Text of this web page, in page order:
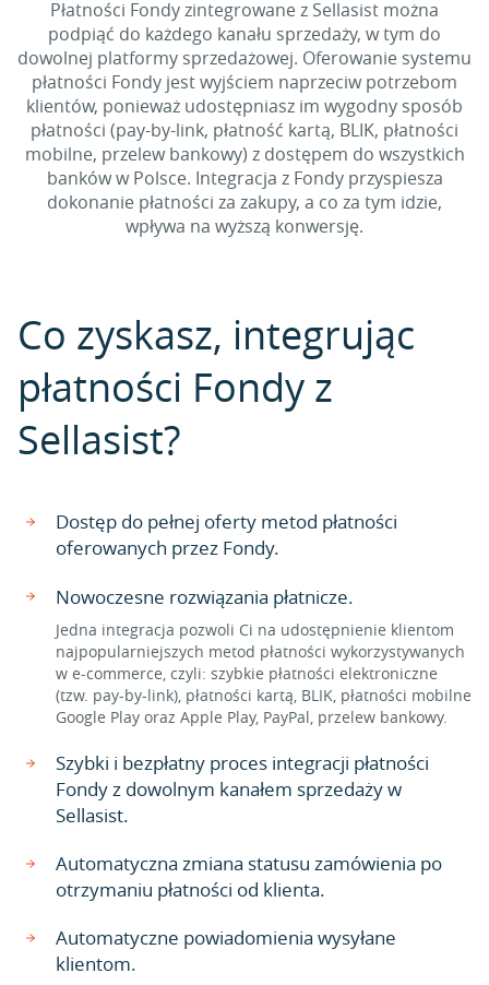
Płatności Fondy zintegrowane z Sellasist można
podpiąć do każdego kanału sprzedaży, w tym do
dowolnej platformy sprzedażowej. Oferowanie systemu
płatności Fondy jest wyjściem naprzeciw potrzebom
klientów, ponieważ udostępniasz im wygodny sposób
płatności (pay-by-link, płatność kartą, BLIK, płatności
mobilne, przelew bankowy) z dostępem do wszystkich
banków w Polsce. Integracja z Fondy przyspiesza
dokonanie płatności za zakupy, a co za tym idzie,
wpływa na wyższą konwersję.
Co zyskasz, integrując
płatności Fondy z
Sellasist?
Dostęp do pełnej oferty metod płatności
oferowanych przez Fondy.
Nowoczesne rozwiązania płatnicze.
Jedna integracja pozwoli Ci na udostępnienie klientom
najpopularniejszych metod płatności wykorzystywanych
w e-commerce, czyli: szybkie płatności elektroniczne
(tzw. pay-by-link), płatności kartą, BLIK, płatności mobilne
Google Play oraz Apple Play, PayPal, przelew bankowy.
Szybki i bezpłatny proces integracji płatności
Fondy z dowolnym kanałem sprzedaży w
Sellasist.
Automatyczna zmiana statusu zamówienia po
otrzymaniu płatności od klienta.
Automatyczne powiadomienia wysyłane
klientom.